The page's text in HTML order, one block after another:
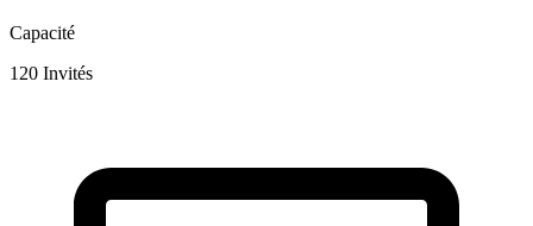
Capacité
120 Invités